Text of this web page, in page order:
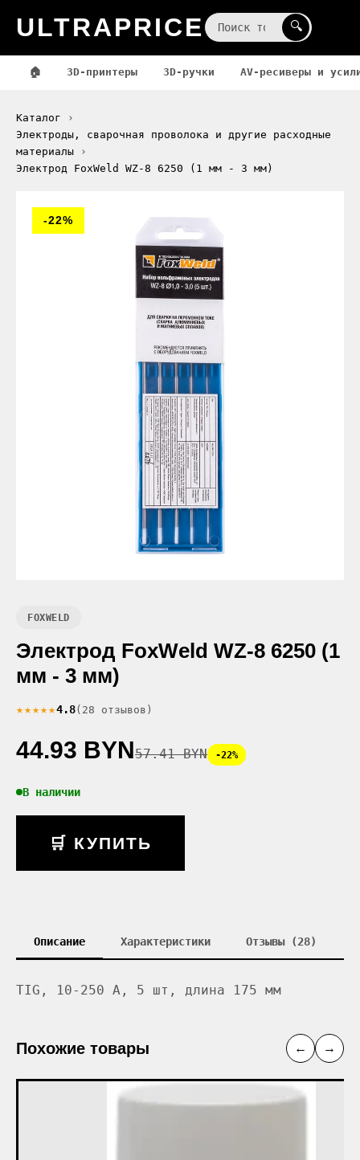
ULTRAPRICE 🔍
🏠 3D-принтеры 3D-ручки AV-ресиверы и
Каталог
Электроды, сварочная проволока и другие расходные
материалы
Электрод FoxWeld WZ-8 6250 (1 мм - 3 мм)
-22%
FOXWELD
Электрод FoxWeld WZ-8 6250 (1
мм - 3 мм)
★★★★★4.8(28 отзывов)
44.93 BYN57.41 BYN -22%
В наличии
🛒 КУПИТЬ
Описание Характеристики Отзывы (28)
TIG, 10-250 А, 5 шт, длина 175 мм
Похожие товары ← →